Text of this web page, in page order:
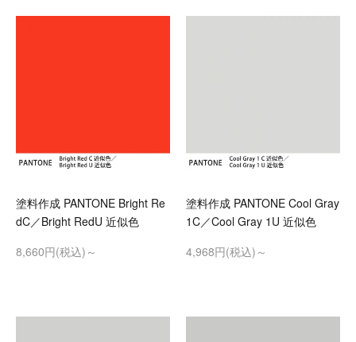
塗料作成 PANTONE Bright Re
dC／Bright RedU 近似色
8,660円(税込)～
塗料作成 PANTONE Cool Gray
1C／Cool Gray 1U 近似色
4,968円(税込)～